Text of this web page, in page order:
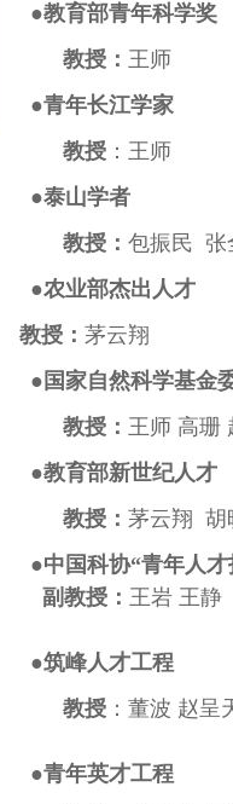
●教育部青年科学奖
教授： 王师
●青年长江学家
教授 ：王师
●泰山学者
教授： 包振民
●农业部杰出人才
教授： 茅云翔
● 国家自然科学基金
教授： 王师 高珊
●教育部新世纪人才
教授： 茅云翔
●中国科协“青年人
副教授： 王岩 王静
●筑峰人才工程
教授 ： 董波 赵呈
●青年英才工程